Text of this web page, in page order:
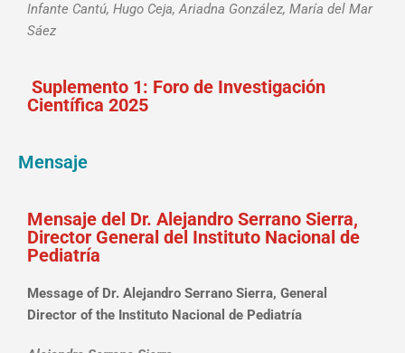
Infante Cantú, Hugo Ceja, Ariadna González, María del Mar
Sáez
Suplemento 1: Foro de Investigación
Científica 2025
Mensaje
Mensaje del Dr. Alejandro Serrano Sierra,
Director General del Instituto Nacional de
Pediatría
Message of Dr. Alejandro Serrano Sierra, General
Director of the Instituto Nacional de Pediatría